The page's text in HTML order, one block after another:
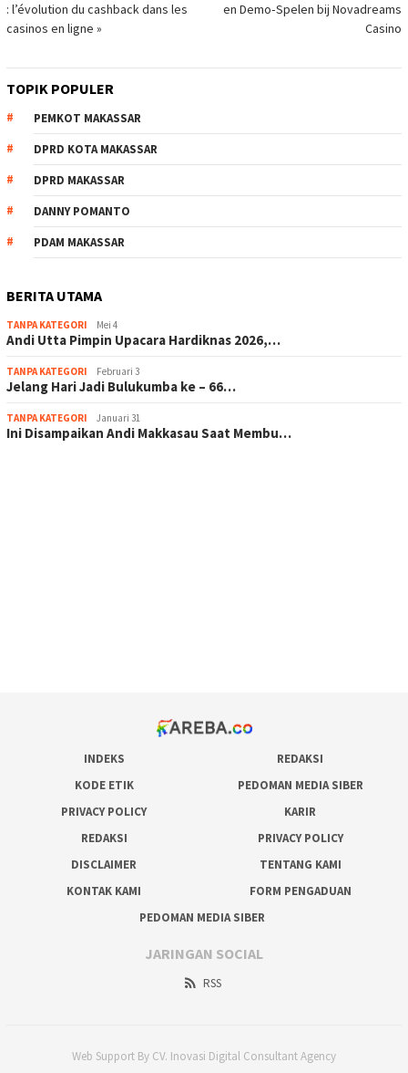
: l’évolution du cashback dans les
casinos en ligne »
en Demo‑Spelen bij Novadreams
Casino
TOPIK POPULER
PEMKOT MAKASSAR
DPRD KOTA MAKASSAR
DPRD MAKASSAR
DANNY POMANTO
PDAM MAKASSAR
BERITA UTAMA
TANPA KATEGORI Mei 4
Andi Utta Pimpin Upacara Hardiknas 2026,…
TANPA KATEGORI Februari 3
Jelang Hari Jadi Bulukumba ke – 66…
TANPA KATEGORI Januari 31
Ini Disampaikan Andi Makkasau Saat Membu…
INDEKS
REDAKSI
KODE ETIK
PEDOMAN MEDIA SIBER
PRIVACY POLICY
KARIR
REDAKSI
PRIVACY POLICY
DISCLAIMER
TENTANG KAMI
KONTAK KAMI
FORM PENGADUAN
PEDOMAN MEDIA SIBER
JARINGAN SOCIAL
RSS
Web Support By CV. Inovasi Digital Consultant Agency